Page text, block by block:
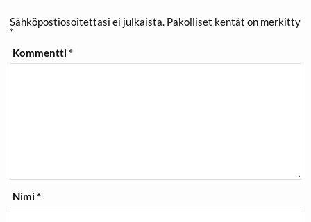
Sähköpostiosoitettasi ei julkaista. Pakolliset kentät on merkitty
*
Kommentti*
Nimi*